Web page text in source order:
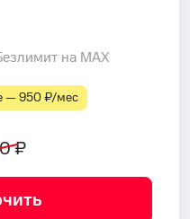
на MAX
— 950 ₽⁠/⁠мес
₽